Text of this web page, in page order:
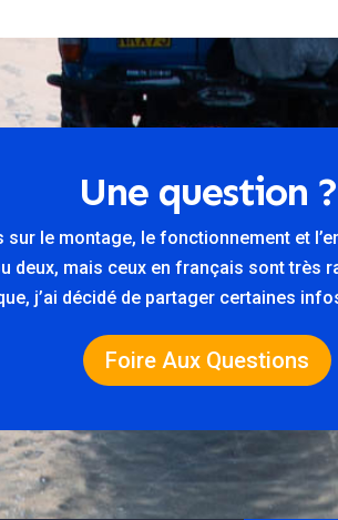
Une question ?
le montage, le fonctionnement et
deux, mais ceux en français sont
j’ai décidé de partager certaines
Foire Aux Questions